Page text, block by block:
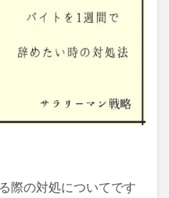
際の対処についてです